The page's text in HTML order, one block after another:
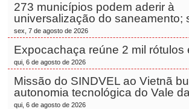
273 municípios podem aderir à
universalização do saneamento;
sex, 7 de agosto de 2026
Expocachaça reúne 2 mil rótulos
qui, 6 de agosto de 2026
Missão do SINDVEL ao Vietnã
autonomia tecnológica do Vale
qui, 6 de agosto de 2026